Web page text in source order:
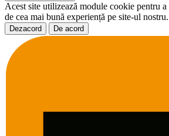
Acest site utilizează module cookie pentru
de cea mai bună experiență pe site-ul nostru.
Dezacord De acord